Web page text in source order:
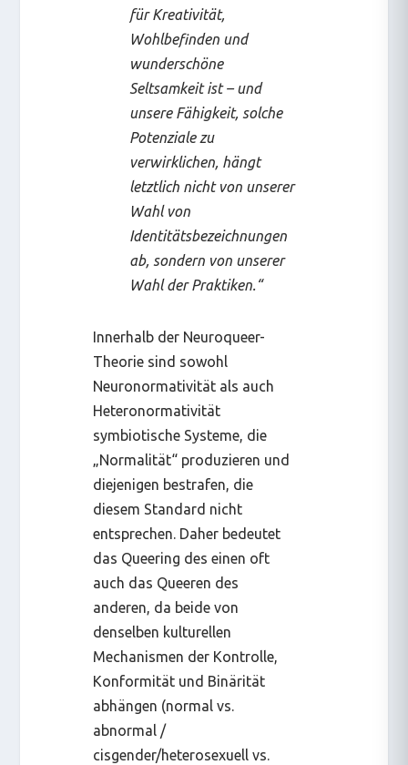
für Kreativität,
Wohlbefinden und
wunderschöne
Seltsamkeit ist – und
unsere Fähigkeit, solche
Potenziale zu
verwirklichen, hängt
letztlich nicht von unserer
Wahl von
Identitätsbezeichnungen
ab, sondern von unserer
Wahl der Praktiken.“
Innerhalb der Neuroqueer-
Theorie sind sowohl
Neuronormativität als auch
Heteronormativität
symbiotische Systeme, die
„Normalität“ produzieren und
diejenigen bestrafen, die
diesem Standard nicht
entsprechen. Daher bedeutet
das Queering des einen oft
auch das Queeren des
anderen, da beide von
denselben kulturellen
Mechanismen der Kontrolle,
Konformität und Binärität
abhängen (normal vs.
abnormal /
cisgender/heterosexuell vs.